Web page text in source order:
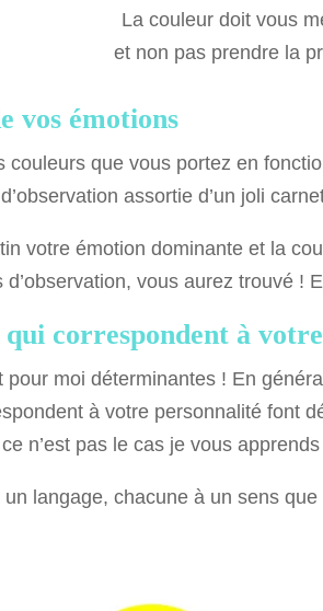
La couleur doit vous
et non pas prendre la
vos émotions
couleurs que vous portez en
assortie d’un joli
votre émotion dominante et la
d’observation, vous aurez trouvé !
qui correspondent à
pour moi déterminantes ! En
à votre personnalité font
n’est pas le cas je vous
langage, chacune à un sens